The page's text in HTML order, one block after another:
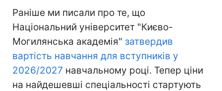
Раніше ми писали про те, що
Національний університет "Києво-
Могилянська академія" затвердив
вартість навчання для вступників у
2026/2027 навчальному році. Тепер ціни
на найдешевші спеціальності стартують